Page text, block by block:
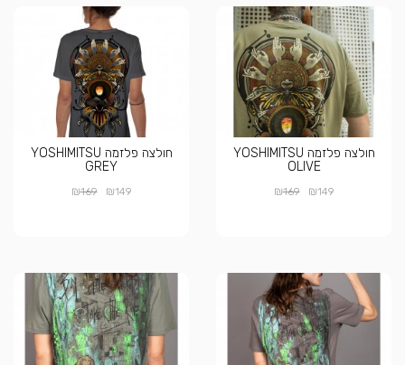
חולצה פלזמה YOSHIMITSU
OLIVE
₪149
₪169
חולצה פלזמה YOSHIMITSU
GREY
₪149
₪169